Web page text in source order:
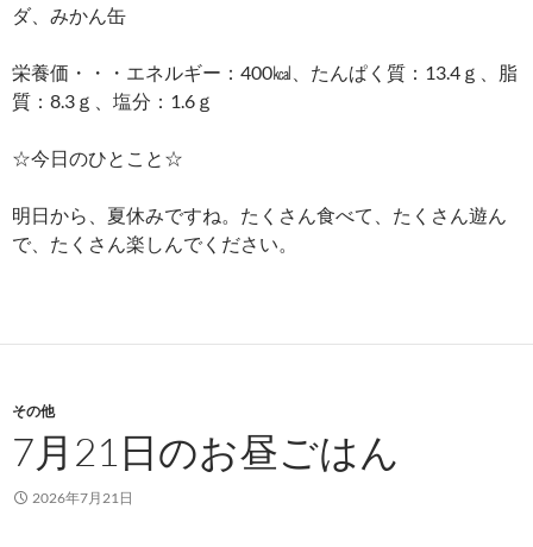
ダ、みかん缶
栄養価・・・エネルギー：400㎉、たんぱく質：13.4ｇ、脂
質：8.3ｇ、塩分：1.6ｇ
☆今日のひとこと☆
明日から、夏休みですね。たくさん食べて、たくさん遊ん
で、たくさん楽しんでください。
その他
7月21日のお昼ごはん
2026年7月21日